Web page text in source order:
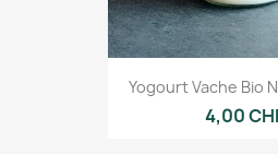
Yogourt Vache Bio
4,00